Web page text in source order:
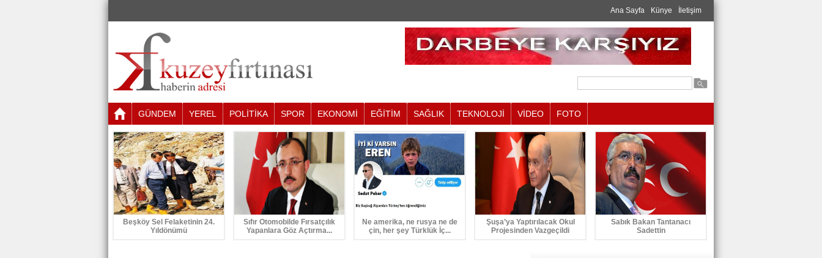
Ana Sayfa Künye İletişim
GÜNDEM YEREL POLİTİKA SPOR EKONOMİ EĞİTİM SAĞLIK TEKNOLOJİ VİDEO FOTO
Beşköy Sel Felaketinin 24.
Yıldönümü
Sıfır Otomobilde Fırsatçılık
Yapanlara Göz Açtırma...
Ne amerika, ne rusya ne de
çin, her şey Türklük İç...
Şuşa’ya Yaptırılacak Okul
Projesinden Vazgeçildi
Sabık Bakan Tantanacı
Sadettin